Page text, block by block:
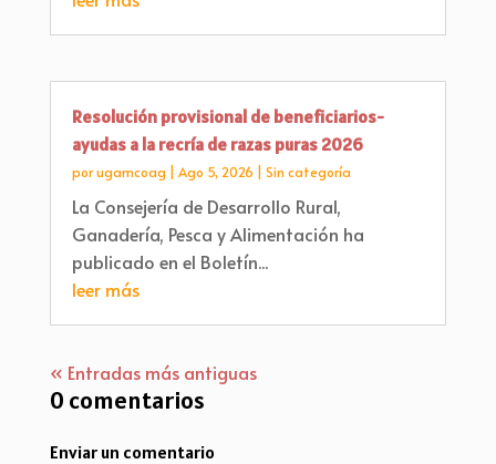
Resolución provisional de beneficiarios-
ayudas a la recría de razas puras 2026
porugamcoag Ago 5, 2026 Sin categoría
La Consejería de Desarrollo Rural,
Ganadería, Pesca y Alimentación ha
publicado en el Boletín...
leer más
« Entradas más antiguas
0 comentarios
Enviar un comentario